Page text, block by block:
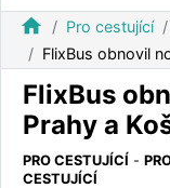
home Pro cestující
FlixBus obnovil
FlixBus
Prahy a
PRO CESTUJÍCÍ -
CESTUJÍCÍ